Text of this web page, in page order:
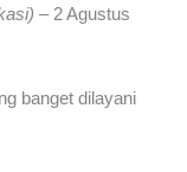
– 2 Agustus
banget dilayani